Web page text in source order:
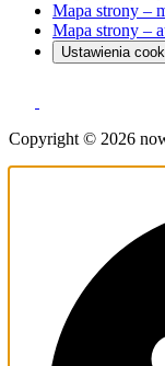
Mapa strony –
Mapa strony –
Ustawienia
Copyright © 2026